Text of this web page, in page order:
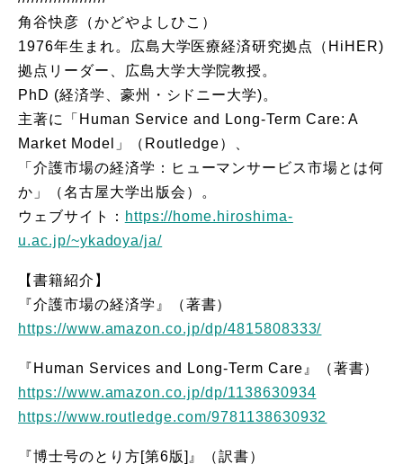
角谷快彦（かどやよしひこ）
1976年生まれ。広島大学医療経済研究拠点（HiHER)
拠点リーダー、広島大学大学院教授。
PhD (経済学、豪州・シドニー大学)。
主著に「Human Service and Long-Term Care: A
Market Model」（Routledge）、
「介護市場の経済学：ヒューマンサービス市場とは何
か」（名古屋大学出版会）。
ウェブサイト： https://home.hiroshima-
u.ac.jp/~ykadoya/ja/
【書籍紹介】
『介護市場の経済学』（著書）
https://www.amazon.co.jp/dp/4815808333/
『Human Services and Long-Term Care』（著書）
https://www.amazon.co.jp/dp/1138630934
https://www.routledge.com/9781138630932
『博士号のとり方[第6版]』（訳書）